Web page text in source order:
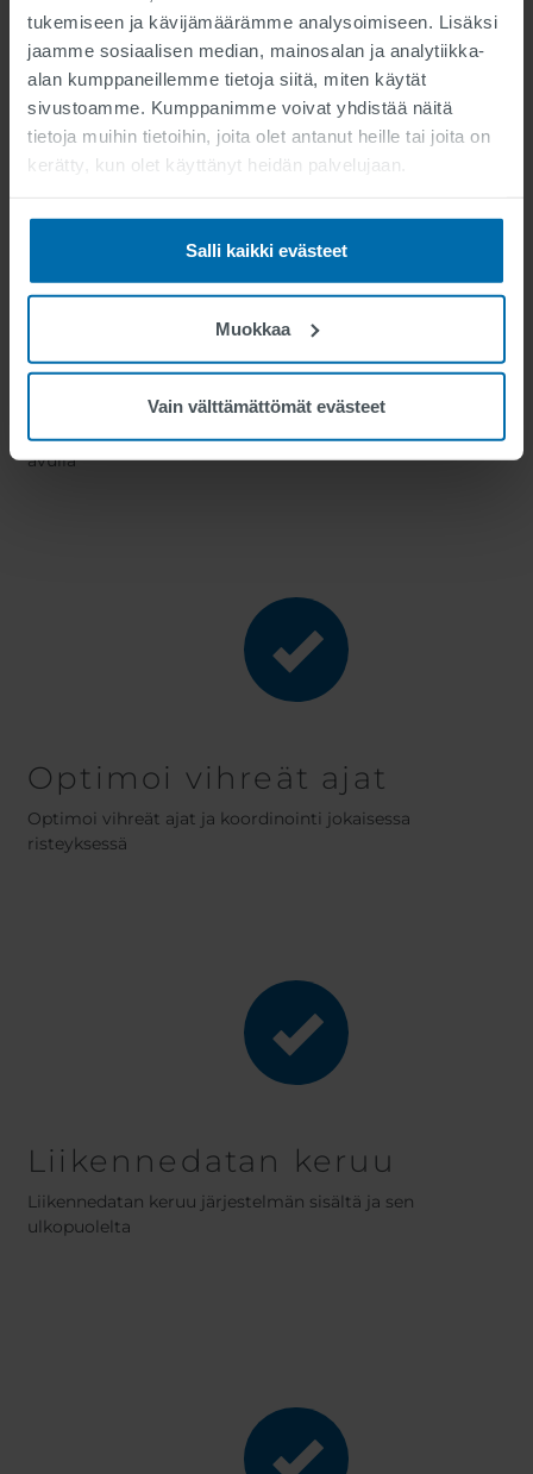
tukemiseen ja kävijämäärämme analysoimiseen. Lisäksi
jaamme sosiaalisen median, mainosalan ja analytiikka-
alan kumppaneillemme tietoja siitä, miten käytät
sivustoamme. Kumppanimme voivat yhdistää näitä
tietoja muihin tietoihin, joita olet antanut heille tai joita on
kerätty, kun olet käyttänyt heidän palvelujaan.
Salli kaikki evästeet
Muokkaa
Vain välttämättömät evästeet
Hyödyt kaupungillesi
Täydellinen ohjaus
Risteysverkon täydellinen ohjaus sisäpuhelinjärjestelmän
avulla
Optimoi vihreät ajat
Optimoi vihreät ajat ja koordinointi jokaisessa
risteyksessä
Liikennedatan keruu
Liikennedatan keruu järjestelmän sisältä ja sen
ulkopuolelta